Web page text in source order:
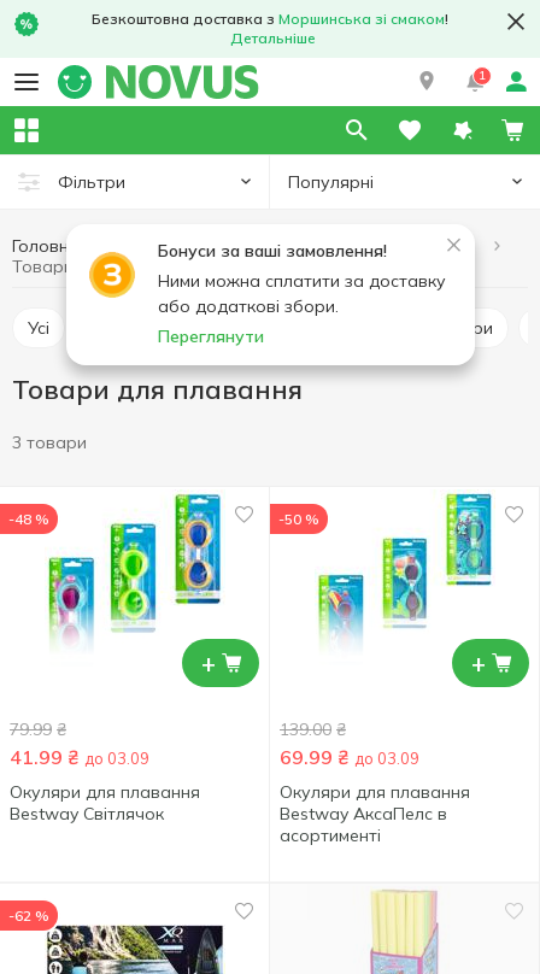
Безкоштовна доставка з Моршинська зі смаком!
Детальніше
1
Фільтри Популярні
Бонуси за ваші замовлення!
Ними можна сплатити за доставку
або додаткові збори.
Переглянути
Головна Хобі та відпочинок
Товари для плавання
Усі Товари для плавання Басейни та аксесуари
Товари для плавання
3 товари
+
-48 %
79.99 ₴
41.99 ₴ до 03.09
Окуляри для плавання
Bestway Світлячок
+
-50 %
139.00 ₴
69.99 ₴ до 03.09
Окуляри для плавання
Bestway АксаПелс в
асортименті
-62 %